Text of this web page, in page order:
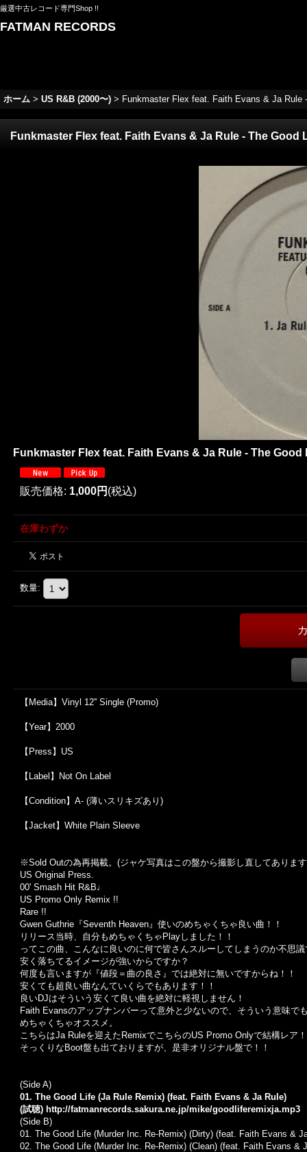
厳選中古レコード専門Shop !!
FATMAN RECORDS
ホーム > US R&B (2000〜) > Funkmaster Flex feat. Faith Evans & Ja Rule
Funkmaster Flex feat. Faith Evans & Ja Rule - The Good
Funkmaster Flex feat. Faith Evans & Ja Rule - The Good
販売価格: 1,000円 (税込)
在庫わずか
数量:
【Media】Vinyl 12'' Single (Promo)
【Year】2000
【Press】US
【Label】Not On Label
【Condition】A- (薄いスリキズあり)
【Jacket】White Plain Sleeve
※Sold Outの為再掲載。 (ジャケ写真はこの盤から撮影し直してありま
US Original Press.
00' Smash Hit R&B♩
US Promo Only Remix !!
Rare !!
Gwen Guthrie『Seventh Heaven』使いのめちゃくちゃ良い曲！！
リリース当時、自分もめちゃくちゃPlayしました！！
ってこの曲、こんなに良いのに何で皆さんスルーしてしまうのか不思
安く落ちてるイメージが強いからですか？
何度も言いますが『値段＝曲の良さ』では絶対に無いですからね！！
安くても超良い曲なんていくらでもあります！！
良いDJはそういう安くて良い曲を絶対に軽視しません！
Faith Evansのアップナンバーって意外と少ないので、そういう意味で
めちゃくちゃオススメ。
こちらはJa Ruleを迎えたRemixでこちらのUS Promo Onlyで結構レア！
そっくりなBoot盤も出ておりますが、是非オリジナル盤で！！
(Side A)
01. The Good Life (Ja Rule Remix) (feat. Faith Evans & Ja Rule)
(試聴) http://fatmanrecords.sakura.ne.jp/mike/goodliferemixja.mp3
(Side B)
01. The Good Life (Murder Inc. Re-Remix) (Dirty) (feat. Faith Evans &
02. The Good Life (Murder Inc. Re-Remix) (Clean) (feat. Faith Evans &